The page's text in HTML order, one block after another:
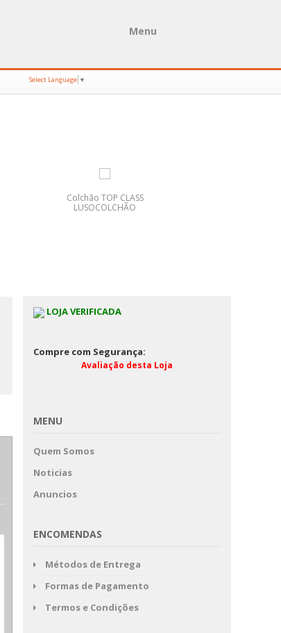
Menu
Select Language ▼
Colchão TOP CLASS
LUSOCOLCHÃO
LOJA VERIFICADA
Compre com Segurança:
Avaliação desta Loja
MENU
Quem Somos
Noticias
Anuncios
ENCOMENDAS
Métodos de Entrega
Formas de Pagamento
Termos e Condições